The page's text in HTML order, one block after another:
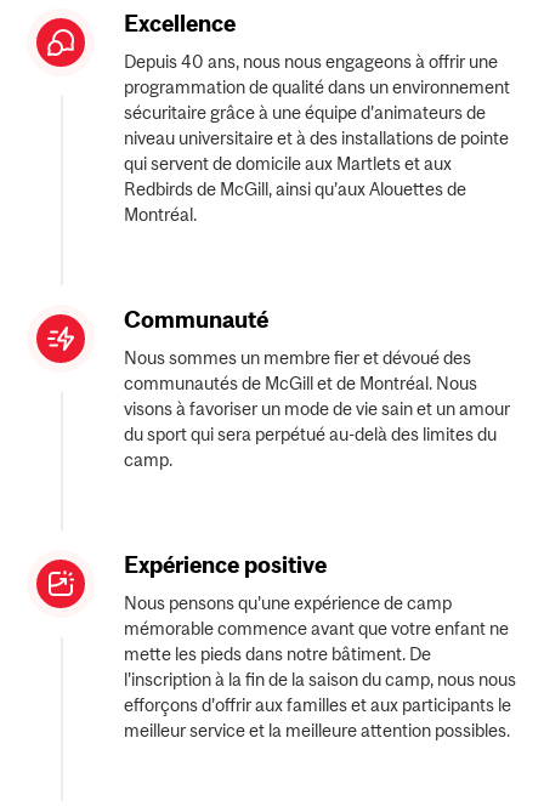
Excellence
Depuis 40 ans, nous nous engageons à offrir une
programmation de qualité dans un environnement
sécuritaire grâce à une équipe d'animateurs de
niveau universitaire et à des installations de pointe
qui servent de domicile aux Martlets et aux
Redbirds de McGill, ainsi qu’aux Alouettes de
Montréal.
Communauté
Nous sommes un membre fier et dévoué des
communautés de McGill et de Montréal. Nous
visons à favoriser un mode de vie sain et un amour
du sport qui sera perpétué au-delà des limites du
camp.
Expérience positive
Nous pensons qu'une expérience de camp
mémorable commence avant que votre enfant ne
mette les pieds dans notre bâtiment. De
l'inscription à la fin de la saison du camp, nous nous
efforçons d’offrir aux familles et aux participants le
meilleur service et la meilleure attention possibles.